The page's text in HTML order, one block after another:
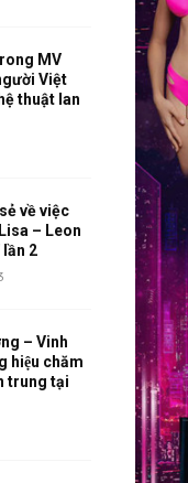
MV
Việt
thuật lan
về việc
– Leon
2
– Vinh
hiệu chăm
trung tại